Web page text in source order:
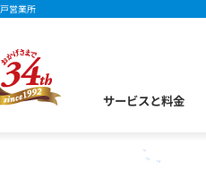
営業所
サービスと料金